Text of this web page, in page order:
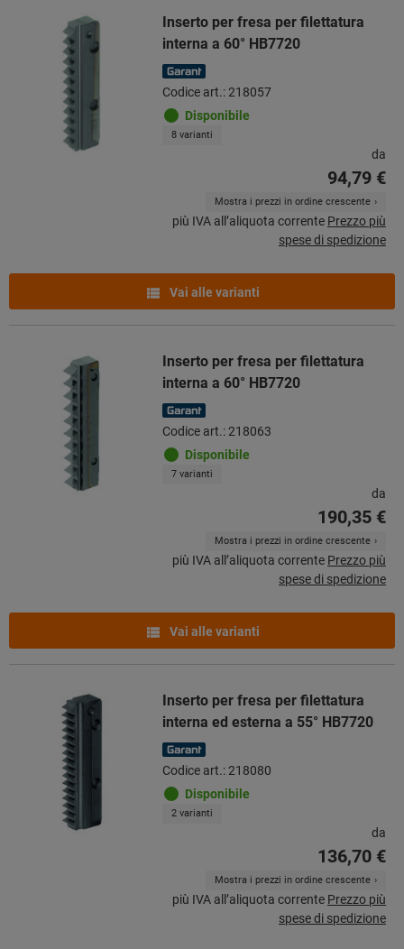
Inserto per fresa per filettatura
interna a 60° HB7720
Codice art.: 218057
Disponibile
8 varianti
da
94,79 €
Mostra i prezzi in ordine crescente
più IVA all’aliquota corrente Prezzo più
spese di spedizione
Vai alle varianti
Inserto per fresa per filettatura
interna a 60° HB7720
Codice art.: 218063
Disponibile
7 varianti
da
190,35 €
Mostra i prezzi in ordine crescente
più IVA all’aliquota corrente Prezzo più
spese di spedizione
Vai alle varianti
Inserto per fresa per filettatura
interna ed esterna a 55° HB7720
Codice art.: 218080
Disponibile
2 varianti
da
136,70 €
Mostra i prezzi in ordine crescente
più IVA all’aliquota corrente Prezzo più
spese di spedizione